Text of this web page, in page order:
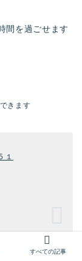
間を過ごせます
きます
１
すべての記事